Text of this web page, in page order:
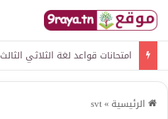
امتحانات قواعد لغة الثلاثي الثالث
الرئيسية »
svt